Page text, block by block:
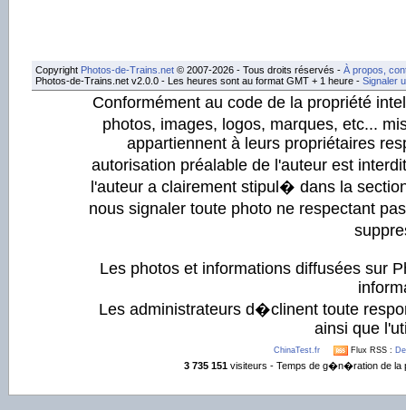
Copyright Photos-de-Trains.net © 2007-2026 - Tous droits réservés - À propos,
Photos-de-Trains.net v2.0.0 - Les heures sont au format GMT + 1 heure - Signaler
Conformément au code de la propriété
photos, images, logos, marques, etc...
appartiennent à leurs propriétaires
autorisation préalable de l'auteur est
l'auteur a clairement stipul� dans la
nous signaler toute photo ne respectant
Les photos et informations diffusées sur
Les administrateurs d�clinent toute
ainsi que
ChinaTest.fr Flux RSS :
3 735 151visiteurs - Temps de g�n�ration de la